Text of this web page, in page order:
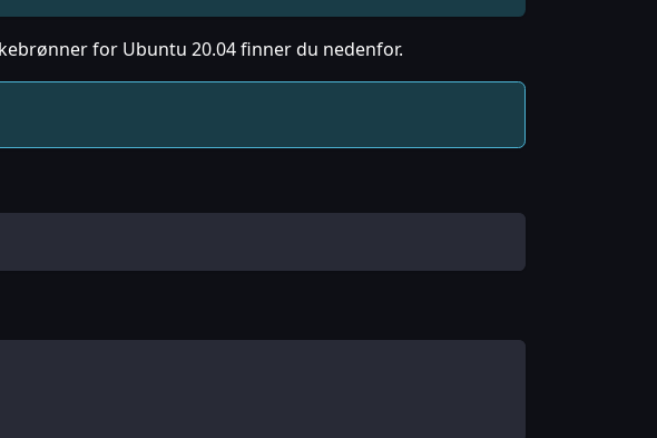
for Ubuntu 20.04 finner du nedenfor.